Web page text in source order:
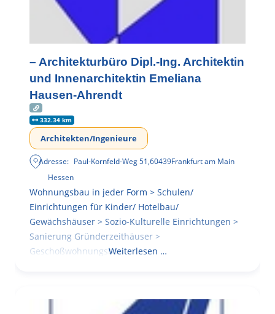
– Architekturbüro Dipl.-Ing. Architektin
und Innenarchitektin Emeliana
Hausen-Ahrendt
332.34 km
Architekten/Ingenieure
Adresse: Paul-Kornfeld-Weg 51,60439Frankfurt am Main
Hessen
Wohnungsbau in jeder Form > Schulen/
Einrichtungen für Kinder/ Hotelbau/
Gewächshäuser > Sozio-Kulturelle Einrichtungen >
Sanierung Gründerzeithäuser >
GeschoßwohnungsbauWeiterlesen …